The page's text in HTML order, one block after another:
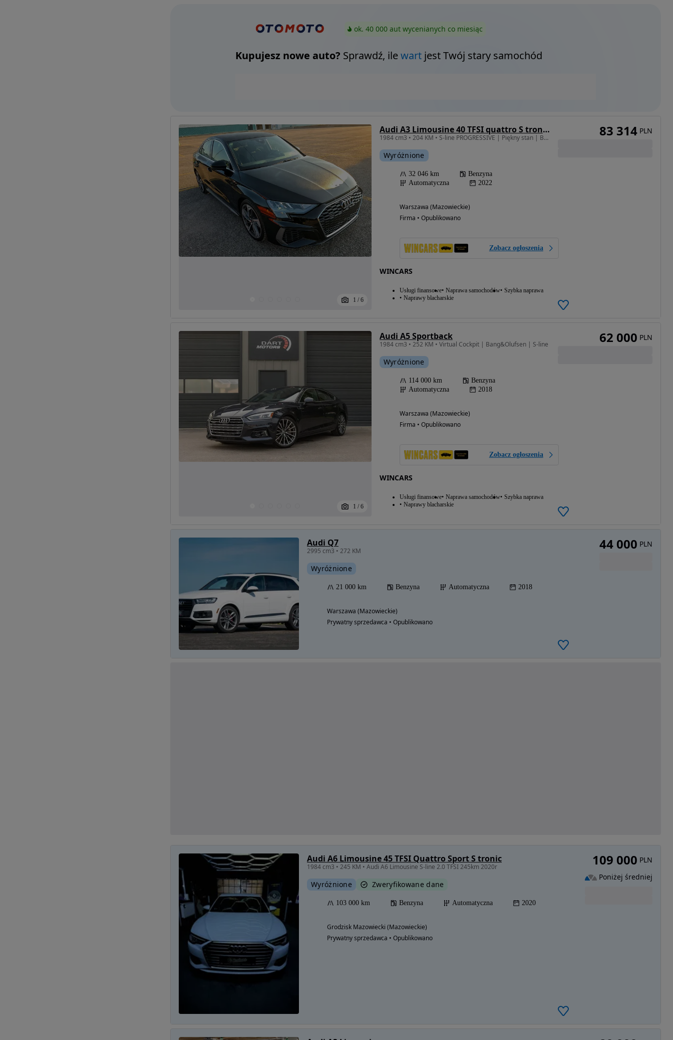
ok. 40 000 aut wycenianych co miesiąc
Kupujesz nowe auto? Sprawdź, ilewartjest Twój stary samochód
1 / 6
Audi A3 Limousine 40 TFSI quattro S tronic S line
1984 cm3 • 204 KM • S-line PROGRESSIVE | Piękny stan | Bezwypadkowe
Wyróżnione
32 046 km
Benzyna
Automatyczna
2022
Warszawa (Mazowieckie)
Firma • Opublikowano
Zobacz ogłoszenia
WINCARS
Usługi finansowe Naprawa samochodów Szybka naprawa
Naprawy blacharskie
83 314 PLN
1 / 6
Audi A5 Sportback
1984 cm3 • 252 KM • Virtual Cockpit | Bang&Olufsen | S-line
Wyróżnione
114 000 km
Benzyna
Automatyczna
2018
Warszawa (Mazowieckie)
Firma • Opublikowano
Zobacz ogłoszenia
WINCARS
Usługi finansowe Naprawa samochodów Szybka naprawa
Naprawy blacharskie
62 000 PLN
Audi Q7
2995 cm3 • 272 KM
Wyróżnione
21 000 km Benzyna Automatyczna 2018
Warszawa (Mazowieckie)
Prywatny sprzedawca • Opublikowano
44 000 PLN
Audi A6 Limousine 45 TFSI Quattro Sport S tronic
1984 cm3 • 245 KM • Audi A6 Limousine S-line 2.0 TFSI 245km 2020r
Wyróżnione Zweryfikowane dane
103 000 km Benzyna Automatyczna 2020
Grodzisk Mazowiecki (Mazowieckie)
Prywatny sprzedawca • Opublikowano
109 000 PLN
Poniżej średniej